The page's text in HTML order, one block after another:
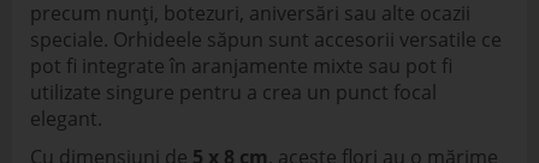
precum nunți, botezuri, aniversări sau alte ocazii
speciale. Orhideele săpun sunt accesorii versatile ce
pot fi integrate în aranjamente mixte sau pot fi
utilizate singure pentru a crea un punct focal
elegant.
Cu dimensiuni de 5 x 8 cm, aceste flori au o mărime